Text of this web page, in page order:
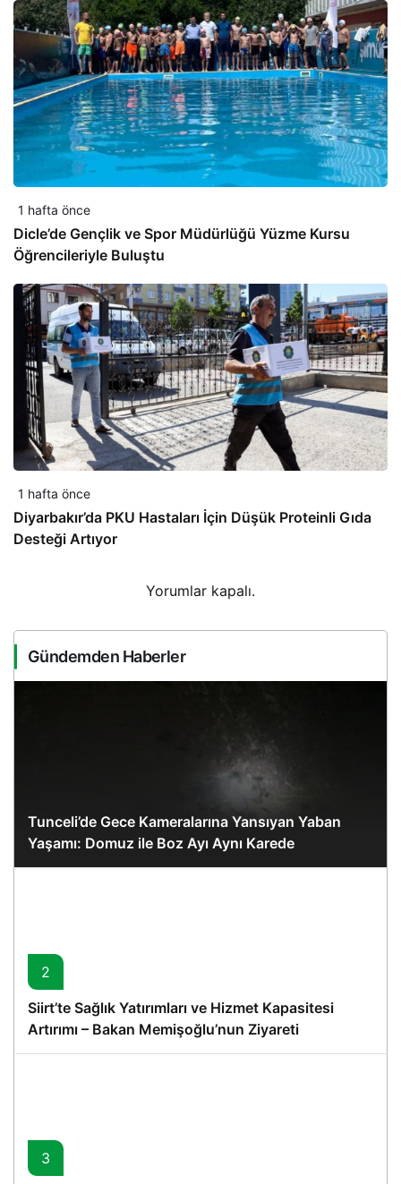
1 hafta önce
Dicle’de Gençlik ve Spor Müdürlüğü Yüzme Kursu
Öğrencileriyle Buluştu
1 hafta önce
Diyarbakır’da PKU Hastaları İçin Düşük Proteinli Gıda
Desteği Artıyor
Yorumlar kapalı.
Gündemden Haberler
Tunceli’de Gece Kameralarına Yansıyan Yaban
Yaşamı: Domuz ile Boz Ayı Aynı Karede
2
Siirt’te Sağlık Yatırımları ve Hizmet Kapasitesi
Artırımı – Bakan Memişoğlu’nun Ziyareti
3